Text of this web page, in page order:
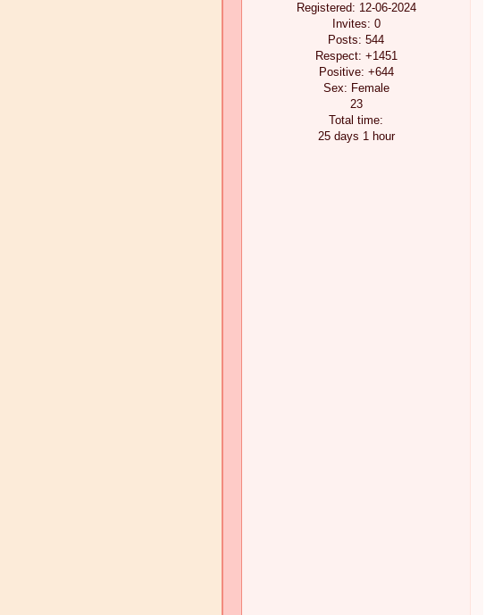
Registered: 12-06-2024
Invites: 0
Posts: 544
Respect: +1451
Positive: +644
Sex: Female
23
Total time:
25 days 1 hour